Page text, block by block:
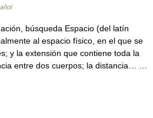
búsqueda Espacio (del latín
al espacio físico, en el que se
y la extensión que contiene toda la
entre dos cuerpos; la distancia… …